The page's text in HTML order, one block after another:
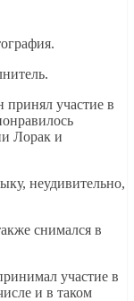
принял участие в
Лорак и
неудивительно,
снимался в
участие в
и в таком